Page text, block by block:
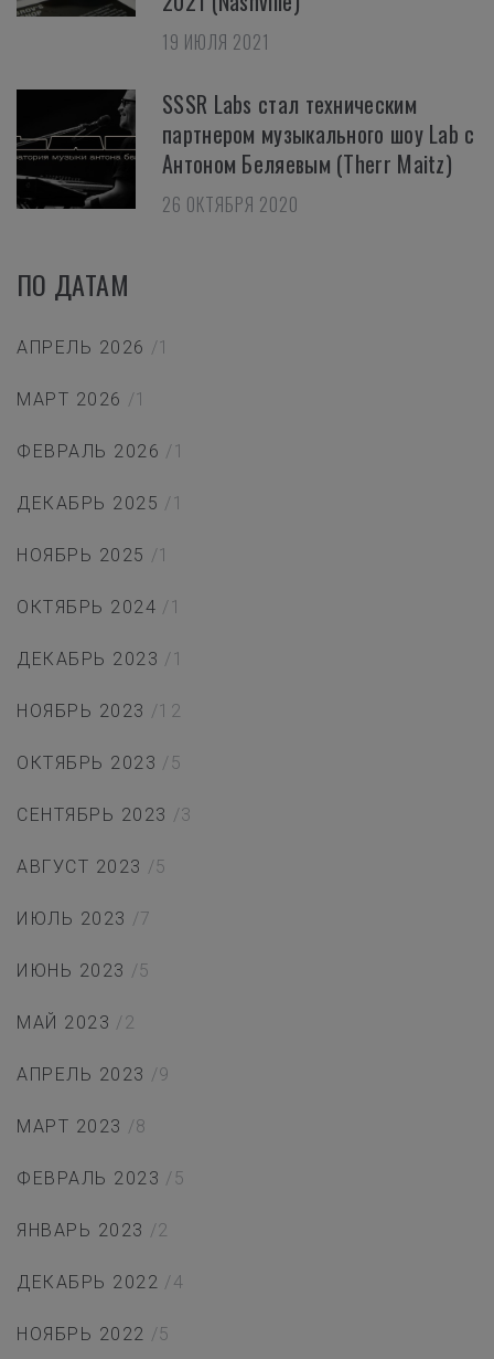
19 ИЮЛЯ 2021
SSSR Labs стал техническим
партнером музыкального шоу Lab с
Антоном Беляевым (Therr Maitz)
26 ОКТЯБРЯ 2020
ПО ДАТАМ
АПРЕЛЬ 2026 /1
МАРТ 2026 /1
ФЕВРАЛЬ 2026 /1
ДЕКАБРЬ 2025 /1
НОЯБРЬ 2025 /1
ОКТЯБРЬ 2024 /1
ДЕКАБРЬ 2023 /1
НОЯБРЬ 2023 /12
ОКТЯБРЬ 2023 /5
СЕНТЯБРЬ 2023 /3
АВГУСТ 2023 /5
ИЮЛЬ 2023 /7
ИЮНЬ 2023 /5
МАЙ 2023 /2
АПРЕЛЬ 2023 /9
МАРТ 2023 /8
ФЕВРАЛЬ 2023 /5
ЯНВАРЬ 2023 /2
ДЕКАБРЬ 2022 /4
НОЯБРЬ 2022 /5